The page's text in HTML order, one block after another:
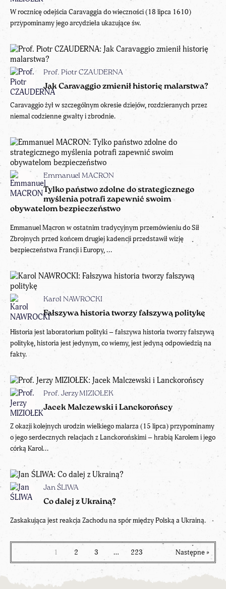
W rocznicę odejścia Caravaggia do wieczności (18 lipca 1610)
przypominamy jego arcydzieła ukazujące św.
Prof. Piotr CZAUDERNA
Jak Caravaggio zmienił historię malarstwa?
Caravaggio żył w szczególnym okresie dziejów, rozdzieranych przez
niemal codzienne gwałty i zbrodnie.
Emmanuel MACRON
Tylko państwo zdolne do strategicznego
myślenia potrafi zapewnić swoim
obywatelom bezpieczeństwo
Emmanuel Macron w ostatnim tradycyjnym przemówieniu do Sił
Zbrojnych przed końcem drugiej kadencji przedstawił wizję
bezpieczeństwa Francji i Europy, ...
Karol NAWROCKI
Fałszywa historia tworzy fałszywą politykę
Historia jest laboratorium polityki – fałszywa historia tworzy fałszywą
politykę, historia jest jedynym, co wiemy, jest jedyną odpowiedzią na
fakty.
Prof. Jerzy MIZIOŁEK
Jacek Malczewski i Lanckorońscy
Z okazji kolejnych urodzin wielkiego malarza (15 lipca) przypominamy
o jego serdecznych relacjach z Lanckorońskimi – hrabią Karolem i jego
córką Karol...
Jan ŚLIWA
Co dalej z Ukrainą?
Zaskakująca jest reakcja Zachodu na spór między Polską a Ukrainą.
1 2 3 … 223 Następne »